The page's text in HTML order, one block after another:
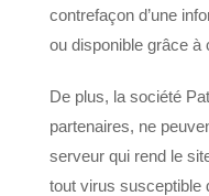
contrefaçon d’une
ou disponible grâce à
De plus, la société
partenaires, ne
serveur qui rend le
tout virus susceptible